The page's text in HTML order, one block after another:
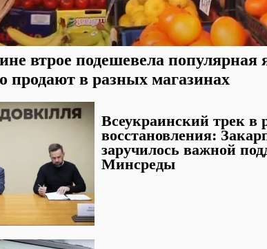
втрое подешевела популярная
продают в разных магазинах
Всеукраинский трек в
восстановления:
заручилось важной
Минсреды